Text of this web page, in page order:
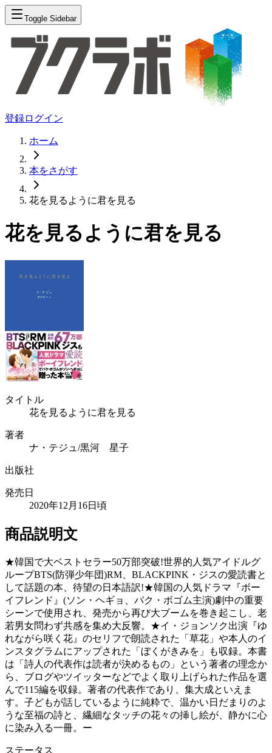
Toggle Sidebar
登録ログイン
ホーム
本をさがす
花を見るように君を見る
花を見るように君を見る
タイトル
花を見るように君を見る
著者
ナ・テジュ/黒河 星子
出版社
発売日
2020年12月16日頃
商品説明文
★韓国で大ベストセラー50万部突破!世界的人気アイドルグ
ループBTS(防弾少年団)RM、BLACKPINK・ジスの愛読書と
して話題の本、待望の日本語訳!★韓国の人気ドラマ『ボー
イフレンド』(ソン・ヘギョ、パク・ボゴム主演)劇中の重要
シーンで使用され、発売から再び大ブームを巻き起こし、老
若男女問わず共感を集め大反響。★イ・ジョンソク出演『ゆ
れながら咲く花』のセリフで朗読された「草花」や本人のイ
ンスタグラムにアップされた「ぼくがきみを」も収録。本書
は「詩人の代表作は読者が決めるもの」という著者の理念か
ら、ブログやツイッターなどでよく取り上げられた作品を選
んで115編を収録。著者の代表作であり、集大成といえま
す。子どもが話しているように純粋で、温かい日だまりのよ
うな至福の詩と、繊細なタッチの花々の挿し絵が、静かに心
に染み入る一冊。ー
ステータス